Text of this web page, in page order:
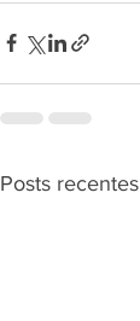
Posts recentes